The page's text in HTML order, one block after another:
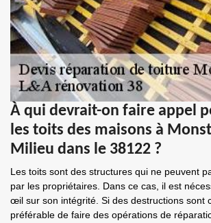
À qui devrait-on faire appel
les toits des maisons à
Milieu dans le 38122 ?
Les toits sont des structures qui ne peuvent
par les propriétaires. Dans ce cas, il est
œil sur son intégrité. Si des destructions sont
préférable de faire des opérations de